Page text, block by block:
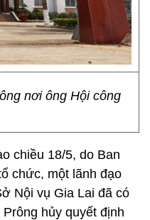
nơi ông Hội công
chiều 18/5, do Ban
chức, một lãnh đạo
Nội vụ Gia Lai đã có
hủy quyết định